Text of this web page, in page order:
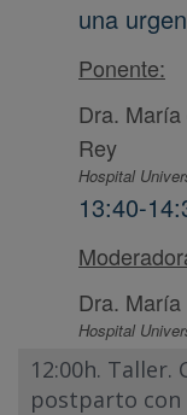
una
Ponente:
Dra.
Rey
Hospital
13:40-
Dra.
Hospital
12:00h.
postparto con